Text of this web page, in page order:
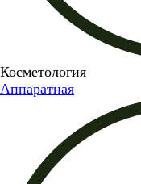
Косметология
Аппаратная